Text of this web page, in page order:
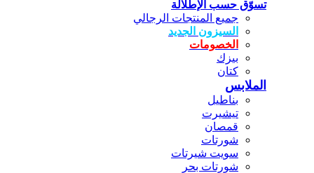
تسوّق حسب الإطلالة
جميع المنتجات الرجالي
السيزون الجديد
الخصومات
بيزك
كتان
الملابس
بناطيل
تيشيرت
قمصان
شورتات
سويت شيرتات
شورتات بحر